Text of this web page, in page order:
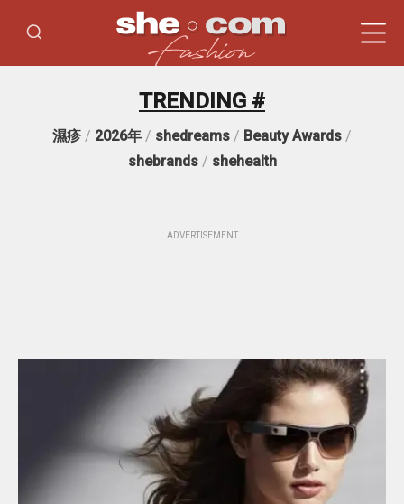
TRENDING #
濕疹 / 2026年 / shedreams / Beauty Awards /
shebrands/ shehealth
ADVERTISEMENT